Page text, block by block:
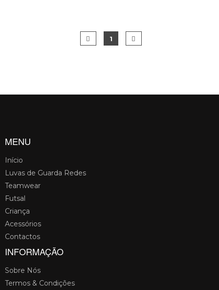
1
MENU
Início
Luvas de Guarda Redes
Teamwear
Futsal
Criança
Acessórios
Contactos
INFORMAÇÃO
Sobre Nós
Termos & Condições